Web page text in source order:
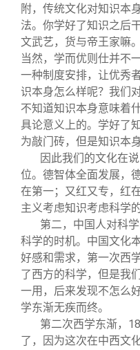
附，传统文化对知识本
法。你学好了知识之后
文武艺，货与帝王家嘛
当然，学而优则仕并不
一种制度安排，让优秀
识本身怎么样呢？我们
不知道知识本身意味着
具论意义上的。学好了
为敲门砖，但是知识本
因此我们的文化在
位。德智体全面发展，
在第一；又红又专，红
主义考虑知识考虑科学
第二，中国人对科
科学的时机。中国文化
好感和需求，第一次西
了西方的科学，但是我
一用，后来发现不怎么
学东渐无疾而终。
第二次西学东渐，
了，因为这次在中西文